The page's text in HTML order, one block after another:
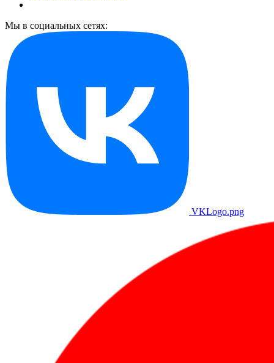
Мы в социальных сетях:
VKLogo.png